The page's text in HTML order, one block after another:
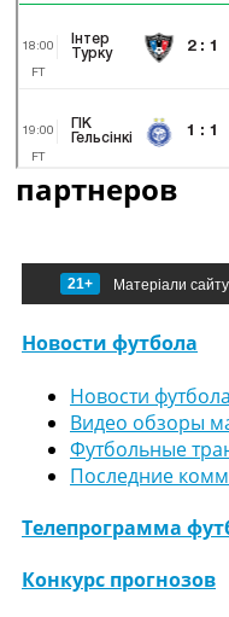
партнеров
21+ Матеріали
Новости футбола
Новости
Видео обзоры
Футбольные
Последние
Телепрограмма
Конкурс прогнозов